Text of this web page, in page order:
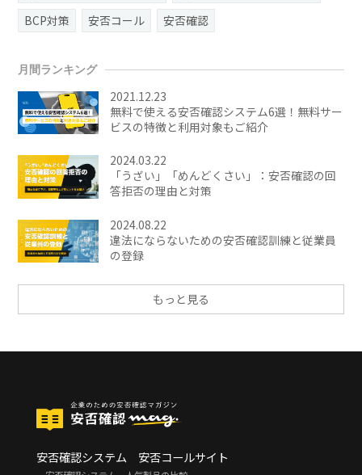
BCP対策
安否コール 安否確認
月間ランキング
2021.12.23
無料で使える安否確認システム6選！無料サー
ビスの特徴と利用対象もご紹介
2024.03.22
「うざい」「めんどくさい」：安否確認の回
答拒否の理由と対策
2024.08.22
違法にならないための安否確認訓練と従業員
の登録
もっと見る
安否確認システム 安否コールサイト